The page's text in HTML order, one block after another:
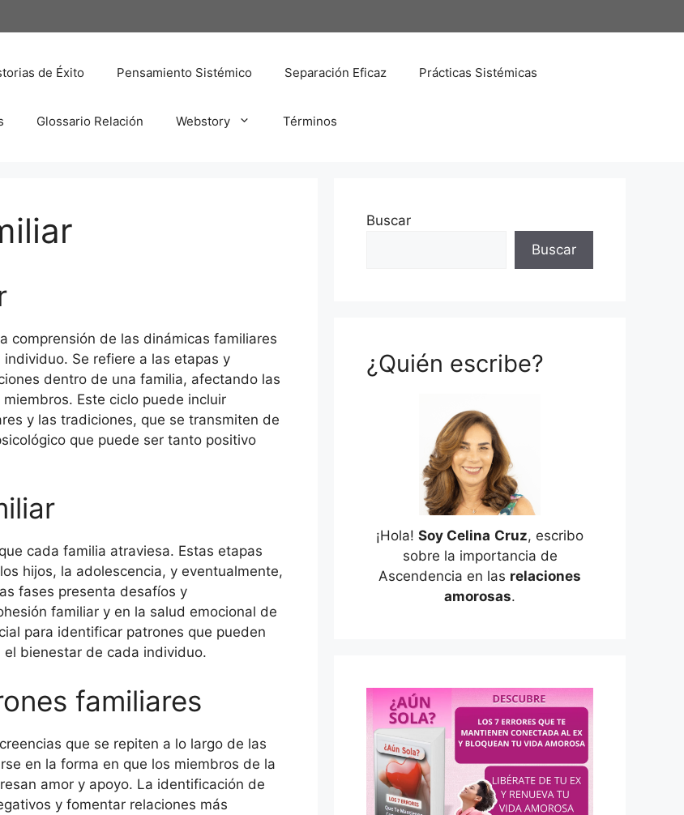
de Éxito Pensamiento Sistémico Separación Eficaz Prácticas Sistémicas
Glossario Relación Webstory Términos
comprensión de las dinámicas familiares
Se refiere a las etapas y
dentro de una familia, afectando las
Este ciclo puede incluir
y las tradiciones, que se transmiten de
que puede ser tanto positivo
cada familia atraviesa. Estas etapas
hijos, la adolescencia, y eventualmente,
fases presenta desafíos y
familiar y en la salud emocional de
para identificar patrones que pueden
bienestar de cada individuo.
familiares
que se repiten a lo largo de las
en la forma en que los miembros de la
amor y apoyo. La identificación de
y fomentar relaciones más
Buscar
Buscar
¿Quién escribe?
¡Hola! Soy Celina Cruz, escribo
sobre la importancia de
Ascendencia en las relaciones
amorosas.